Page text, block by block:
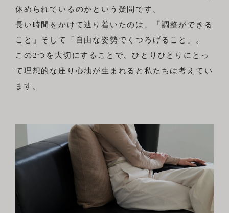
休められているのかという疑問です。
長い時間をかけて辿り着いたのは、「調整ができる
こと」そして「自由な姿勢でくつろげること」。
この2つを大切にすることで、ひとりひとりにとっ
て理想的な座り心地が生まれると私たちは考えてい
ます。